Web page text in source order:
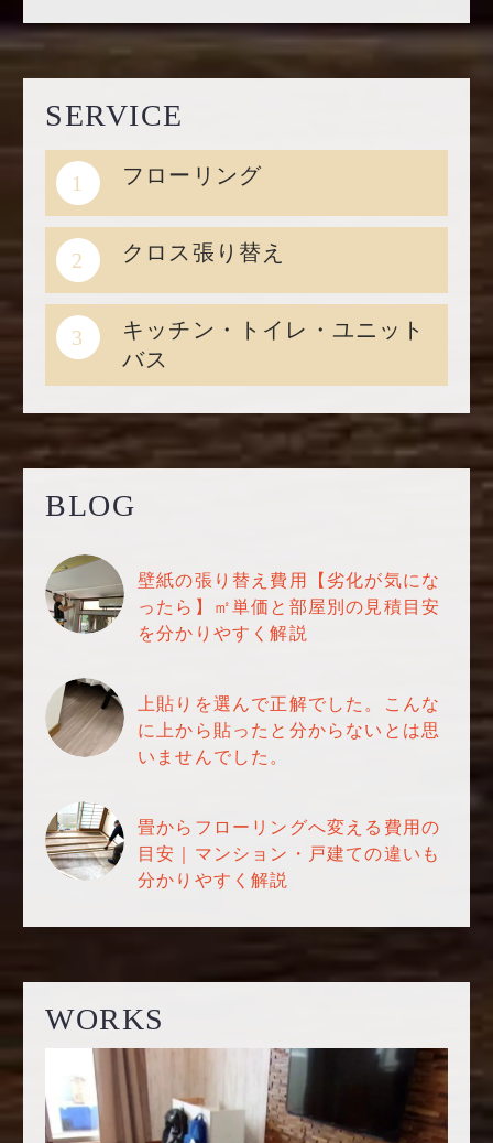
SERVICE
1 フローリング
2 クロス張り替え
3
キッチン・トイレ・ユニット
バス
BLOG
壁紙の張り替え費用【劣化が気にな
ったら】㎡単価と部屋別の見積目安
を分かりやすく解説
上貼りを選んで正解でした。こんな
に上から貼ったと分からないとは思
いませんでした。
畳からフローリングへ変える費用の
目安｜マンション・戸建ての違いも
分かりやすく解説
WORKS